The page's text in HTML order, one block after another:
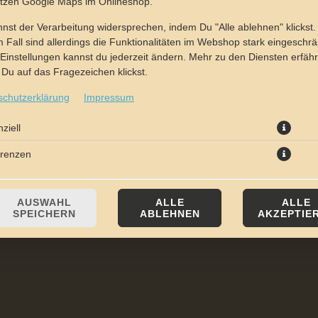
und Gouda, hergestellt mit Weizenvollkornmehl aus
der Verarbeitung widersprechen, indem Du "Alle ablehnen" klickst.
Fall sind allerdings die Funktionalitäten im Webshop stark
kannst du jederzeit ändern. Mehr zu den Diensten
auf das Fragezeichen klickst.
Impressum
AUSWAHL
SPEICHERN
ALLE
ABLEHNEN
ALLE